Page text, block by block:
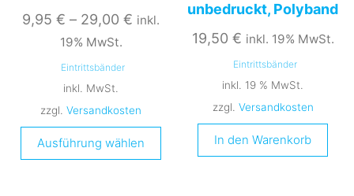
9,95€ – 29,00€ inkl.
19% MwSt.
Eintrittsbänder
inkl. MwSt.
zzgl.Versandkosten
Ausführung wählen
Dieses
unbedruckt, Polyband
19,50 € inkl. 19% MwSt.
Eintrittsbänder
inkl. 19 % MwSt.
zzgl. Versandkosten
In den Warenkorb